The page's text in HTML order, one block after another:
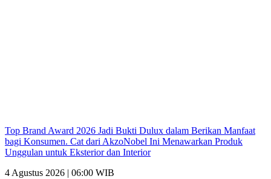
Top Brand Award 2026 Jadi Bukti Dulux dalam Berikan Manfaat
bagi Konsumen. Cat dari AkzoNobel Ini Menawarkan Produk
Unggulan untuk Eksterior dan Interior
4 Agustus 2026 | 06:00 WIB